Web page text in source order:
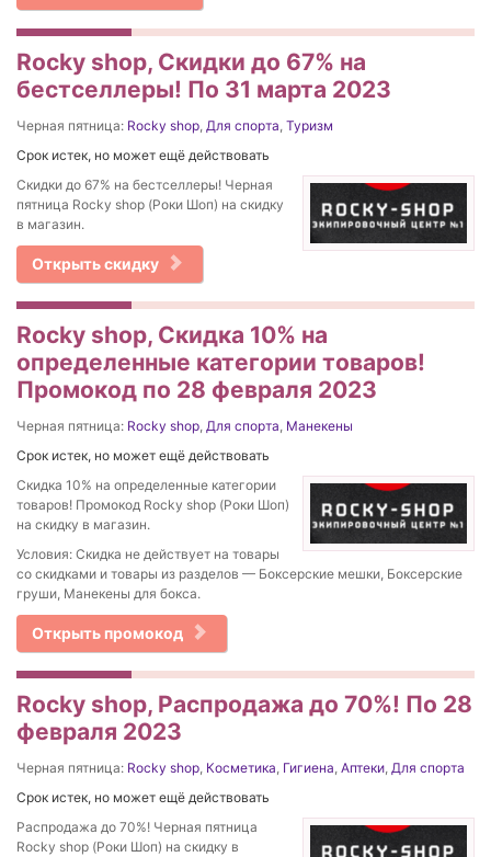
Rocky shop, Скидки до 67% на
бестселлеры! По 31 марта 2023
Черная пятница: Rocky shop, Для спорта, Туризм
Срок истек, но может ещё действовать
Скидки до 67% на бестселлеры! Черная
пятница Rocky shop (Роки Шоп) на скидку
в магазин.
Открыть скидку
Rocky shop, Скидка 10% на
определенные категории товаров!
Промокод по 28 февраля 2023
Черная пятница: Rocky shop, Для спорта, Манекены
Срок истек, но может ещё действовать
Скидка 10% на определенные категории
товаров! Промокод Rocky shop (Роки Шоп)
на скидку в магазин.
Условия: Скидка не действует на товары
со скидками и товары из разделов — Боксерские мешки, Боксерские
груши, Манекены для бокса.
Открыть промокод
Rocky shop, Распродажа до 70%! По 28
февраля 2023
Черная пятница: Rocky shop, Косметика, Гигиена, Аптеки, Для спорта
Срок истек, но может ещё действовать
Распродажа до 70%! Черная пятница
Rocky shop (Роки Шоп) на скидку в